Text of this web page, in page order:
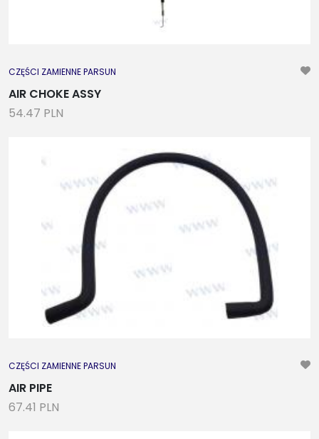
CZĘŚCI ZAMIENNE PARSUN
AIR CHOKE ASSY
54.47 PLN
CZĘŚCI ZAMIENNE PARSUN
AIR PIPE
67.41 PLN